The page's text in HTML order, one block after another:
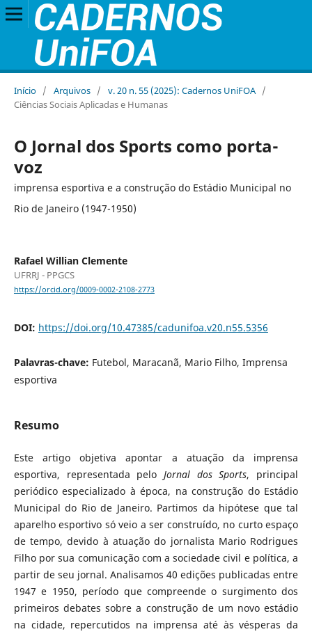
Início / Arquivos / v. 20 n. 55 (2025): Cadernos UniFOA /
Ciências Sociais Aplicadas e Humanas
O Jornal dos Sports como porta-
voz
imprensa esportiva e a construção do Estádio Municipal no
Rio de Janeiro (1947-1950)
Rafael Willian Clemente
UFRRJ - PPGCS
https://orcid.org/0009-0002-2108-2773
DOI: https://doi.org/10.47385/cadunifoa.v20.n55.5356
Palavras-chave: Futebol, Maracanã, Mario Filho, Imprensa
esportiva
Resumo
Este artigo objetiva apontar a atuação da imprensa
esportiva, representada pelo Jornal dos Sports, principal
periódico especializado à época, na construção do Estádio
Municipal do Rio de Janeiro. Partimos da hipótese que tal
aparelho esportivo só veio a ser construído, no curto espaço
de tempo, devido à atuação do jornalista Mario Rodrigues
Filho por sua comunicação com a sociedade civil e política, a
partir de seu jornal. Analisamos 40 edições publicadas entre
1947 e 1950, período que compreende o surgimento dos
primeiros debates sobre a construção de um novo estádio
na cidade, repercutidos na imprensa até às vésperas da